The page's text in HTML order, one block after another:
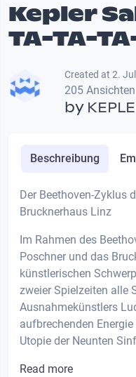
Kepler
TA-TA-
Created at 2.
205 Ansichten
by
Beschreibung
Der Beethoven-Zyklus
Brucknerhaus Linz
Im Rahmen des
Poschner und das
künstlerischen
zweier Spielzeiten alle
Ausnahmekünstlers
aufbrechenden
Utopie der Neunten
Read more